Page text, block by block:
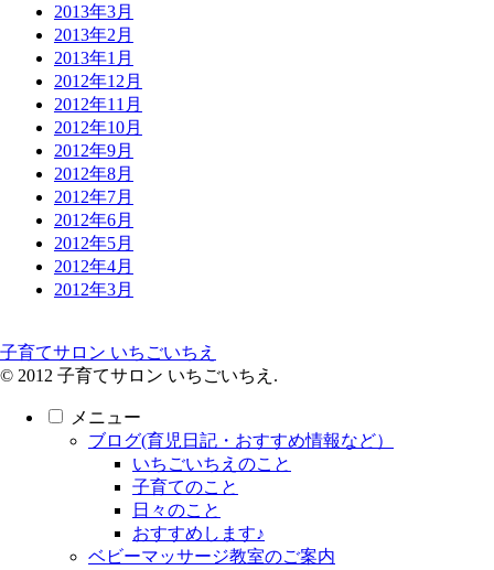
2013年3月
2013年2月
2013年1月
2012年12月
2012年11月
2012年10月
2012年9月
2012年8月
2012年7月
2012年6月
2012年5月
2012年4月
2012年3月
子育てサロン いちごいちえ
© 2012 子育てサロン いちごいちえ.
メニュー
ブログ(育児日記・おすすめ情報など）
いちごいちえのこと
子育てのこと
日々のこと
おすすめします♪
ベビーマッサージ教室のご案内